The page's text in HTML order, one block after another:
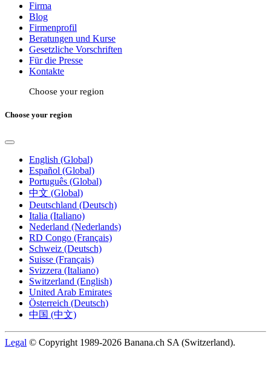
Firma
Blog
Firmenprofil
Beratungen und Kurse
Gesetzliche Vorschriften
Für die Presse
Kontakte
Choose your region
Choose your region
English (Global)
Español (Global)
Português (Global)
中文 (Global)
Deutschland (Deutsch)
Italia (Italiano)
Nederland (Nederlands)
RD Congo (Français)
Schweiz (Deutsch)
Suisse (Français)
Svizzera (Italiano)
Switzerland (English)
United Arab Emirates
Österreich (Deutsch)
中国 (中文)
Legal © Copyright 1989-2026 Banana.ch SA (Switzerland).